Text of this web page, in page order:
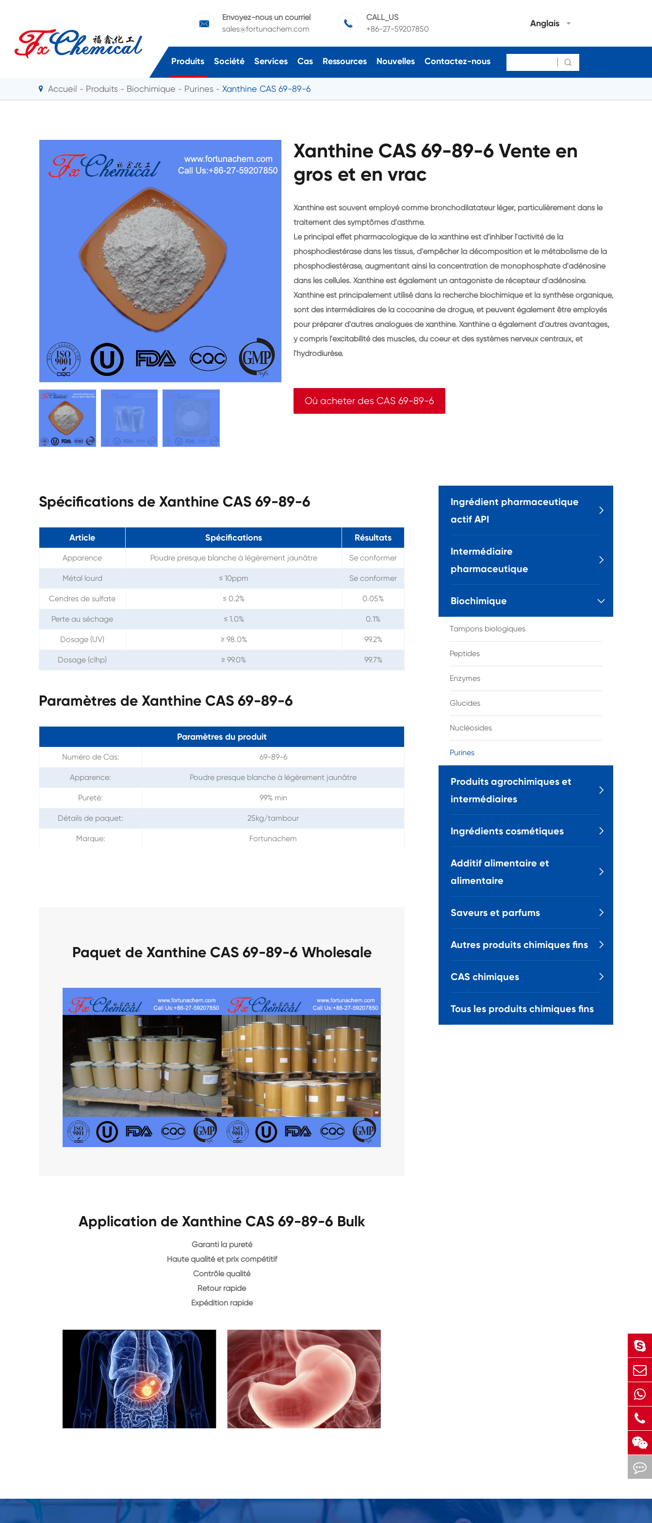

Envoyez-nous un courriel
sales@fortunachem.com

CALL_US
+86-27-59207850
Anglais
Produits Société Services Cas Ressources Nouvelles Contactez-nous 
Accueil Produits Biochimique Purines Xanthine CAS 69-89-6
Xanthine CAS 69-89-6 Vente en
gros et en vrac
Xanthine est souvent employé comme bronchodilatateur léger, particulièrement dans le
traitement des symptômes d'asthme.
Le principal effet pharmacologique de la xanthine est d'inhiber l'activité de la
phosphodiestérase dans les tissus, d'empêcher la décomposition et le métabolisme de la
phosphodiestérase, augmentant ainsi la concentration de monophosphate d'adénosine
dans les cellules. Xanthine est également un antagoniste de récepteur d'adénosine.
Xanthine est principalement utilisé dans la recherche biochimique et la synthèse organique,
sont des intermédiaires de la cocoanine de drogue, et peuvent également être employés
pour préparer d'autres analogues de xanthine. Xanthine a également d'autres avantages,
y compris l'excitabilité des muscles, du coeur et des systèmes nerveux centraux, et
l'hydrodiurèse.
Où acheter des CAS 69-89-6
Spécifications de Xanthine CAS 69-89-6
Article Spécifications Résultats
Apparence Poudre presque blanche à légèrement jaunâtre Se conformer
Métal lourd ≤ 10ppm Se conformer
Cendres de sulfate ≤ 0.2% 0.05%
Perte au séchage ≤ 1.0% 0.1%
Dosage (UV) ≥ 98.0% 99.2%
Dosage (clhp) ≥ 99.0% 99.7%
Paramètres de Xanthine CAS 69-89-6
Paramètres du produit
Numéro de Cas: 69-89-6
Apparence: Poudre presque blanche à légèrement jaunâtre
Pureté: 99% min
Détails de paquet: 25kg/tambour
Marque: Fortunachem
Paquet de Xanthine CAS 69-89-6 Wholesale
Application de Xanthine CAS 69-89-6 Bulk
Garanti la pureté
Haute qualité et prix compétitif
Contrôle qualité
Retour rapide
Expédition rapide
Ingrédient pharmaceutique
actif API

Intermédiaire
pharmaceutique

Biochimique 
Tampons biologiques
Peptides
Enzymes
Glucides
Nucléosides
Purines
Produits agrochimiques et
intermédiaires

Ingrédients cosmétiques 
Additif alimentaire et
alimentaire

Saveurs et parfums 
Autres produits chimiques fins 
CAS chimiques 
Tous les produits chimiques fins